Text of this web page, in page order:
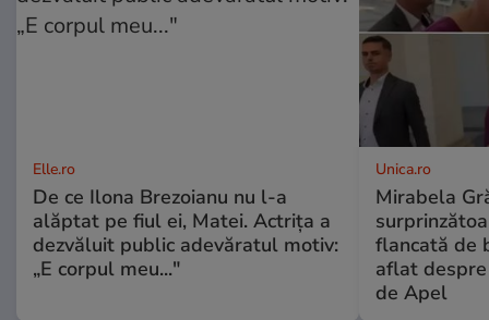
Elle.ro
De ce Ilona Brezoianu nu l-a
alăptat pe fiul ei, Matei. Actrița a
dezvăluit public adevăratul motiv:
„E corpul meu..."
Unica.ro
Mirabela
flancată de
aflat
de Apel